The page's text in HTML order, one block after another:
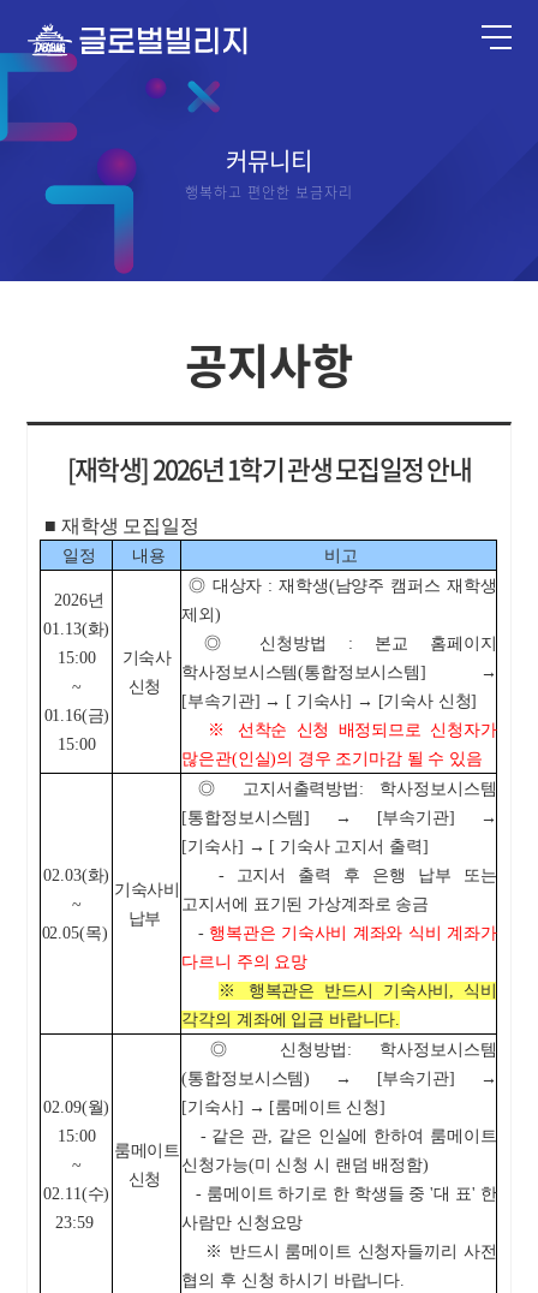
커뮤니티
행복하고 편안한 보금자리
공지사항
[재학생] 2026년 1학기 관생 모집일정 안내
■ 재학생 모집일정
일정 내용 비고
2026년
01.13(화)
15:00
~
01.16(금)
15:00
기숙사
신청
◎ 대상자 : 재학생(남양주 캠퍼스 재학생
제외)
◎ 신청방법 : 본교 홈페이지
학사정보시스템(통합정보시스템] →
[부속기관] → [ 기숙사] → [기숙사 신청]
※ 선착순 신청 배정되므로 신청자가
많은관(인실)의 경우 조기마감 될 수 있음
02.03(화)
~
02.05(목)
기숙사비
납부
◎ 고지서출력방법: 학사정보시스템
[통합정보시스템] → [부속기관] →
[기숙사] → [ 기숙사 고지서 출력]
- 고지서 출력 후 은행 납부 또는
고지서에 표기된 가상계좌로 송금
- 행복관은 기숙사비 계좌와 식비 계좌가
다르니 주의 요망
※ 행복관은 반드시 기숙사비, 식비
각각의 계좌에 입금 바랍니다.
02.09(월)
15:00
~
02.11(수)
23:59
룸메이트
신청
◎ 신청방법: 학사정보시스템
(통합정보시스템) → [부속기관] →
[기숙사] → [룸메이트 신청]
- 같은 관, 같은 인실에 한하여 룸메이트
신청가능(미 신청 시 랜덤 배정함)
- 룸메이트 하기로 한 학생들 중 '대 표' 한
사람만 신청요망
※ 반드시 룸메이트 신청자들끼리 사전
협의 후 신청 하시기 바랍니다.